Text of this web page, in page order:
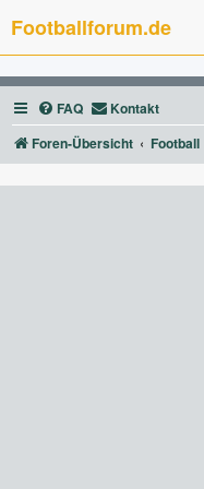
Footballforum.de
FAQ Kontakt
Foren-Übersicht
Football